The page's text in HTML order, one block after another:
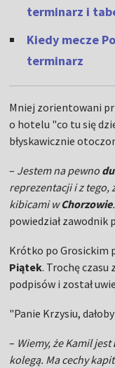
terminarz i
Kiedy mecze
terminarz
Mniej zorientowani
o hotelu "co tu się
błyskawicznie
– Jestem na pewno
reprezentacji i z tego,
kibicami wChorzowie
powiedział zawodnik
Krótko po Grosickim
Piątek. Trochę czasu
podpisów i został
"Panie Krzysiu,
– Wiemy, że Kamil jest
kolegą. Ma cechy